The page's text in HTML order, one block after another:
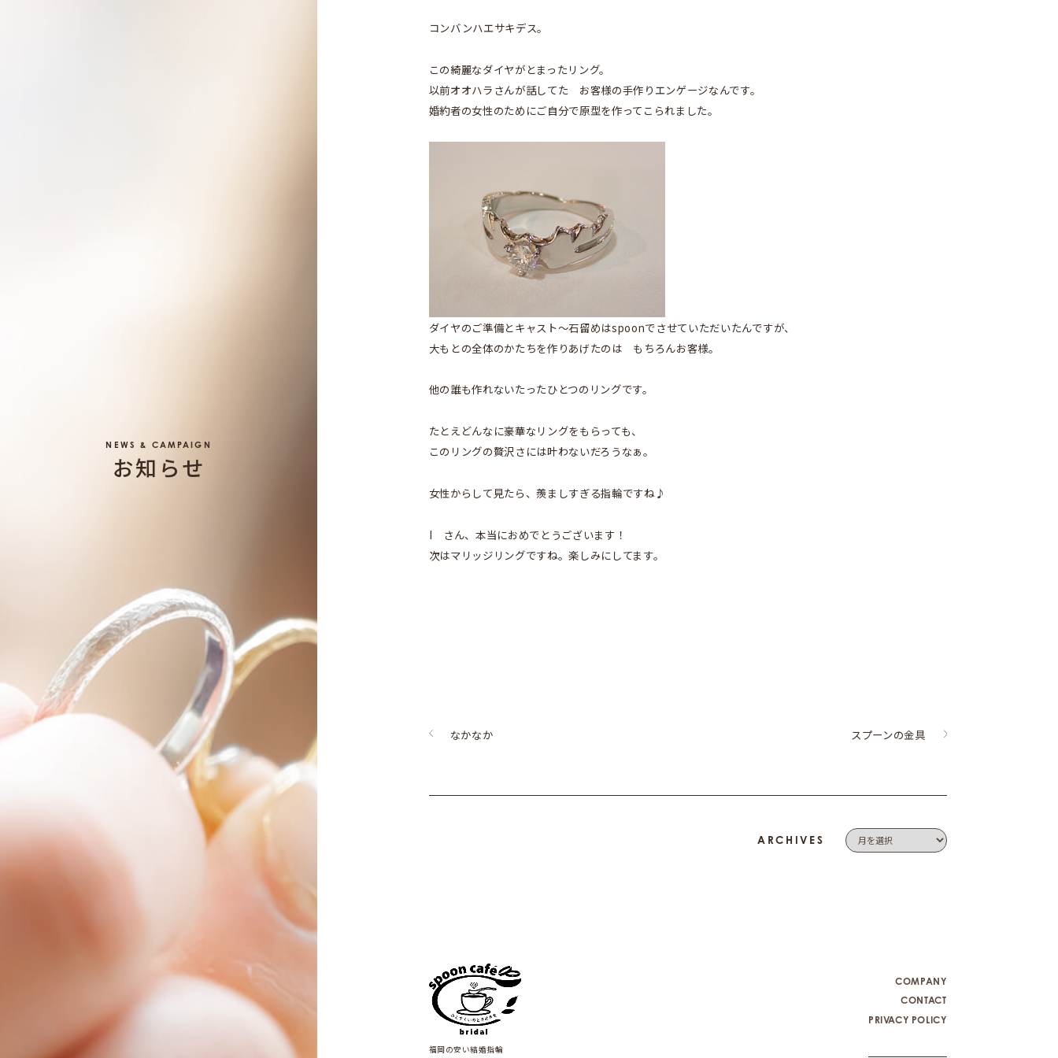
NEWS & CAMPAIGN
お知らせ
コンバンハエサキデス。
この綺麗なダイヤがとまったリング。
以前オオハラさんが話してた お客様の手作りエンゲージなんです。
婚約者の女性のためにご自分で原型を作ってこられました。
ダイヤのご準備とキャスト～石留めはspoonでさせていただいたんですが、
大もとの全体のかたちを作りあげたのは もちろんお客様。
他の誰も作れないたったひとつのリングです。
たとえどんなに豪華なリングをもらっても、
このリングの贅沢さには叶わないだろうなぁ。
女性からして見たら、羨ましすぎる指輪ですね♪
I さん、本当におめでとうございます！
次はマリッジリングですね。楽しみにしてます。
なかなか スプーンの金具
ARCHIVES
福岡の安い結婚指輪
COMPANY
CONTACT
PRIVACY POLICY